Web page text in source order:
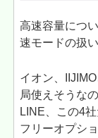
高速容量につ
速モードの扱
イオン、
局使えそうな
LINE、この4
フリーオプシ